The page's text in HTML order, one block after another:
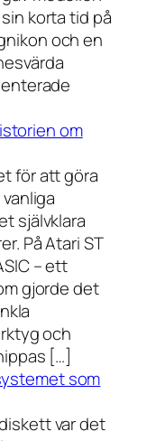
korta tid på
och en
om
för att göra
självklara
På Atari ST
– ett
gjorde det
och
[…]
som
var det